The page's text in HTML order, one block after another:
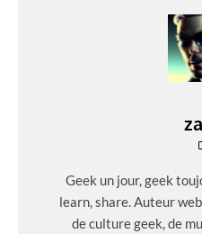
Geek un jour, geek
learn, share. Auteur
de culture geek, de